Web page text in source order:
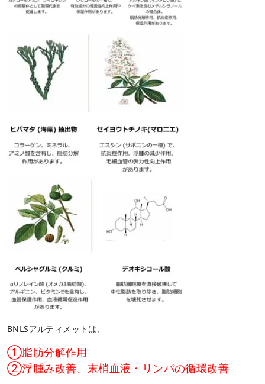
BNLSアルティメットは、
①脂肪分解作用
②浮腫み改善、末梢血液・リンパの循環改善